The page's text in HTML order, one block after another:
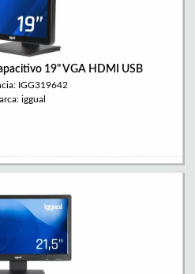
19" VGA HDMI USB
IGG319642
iggual